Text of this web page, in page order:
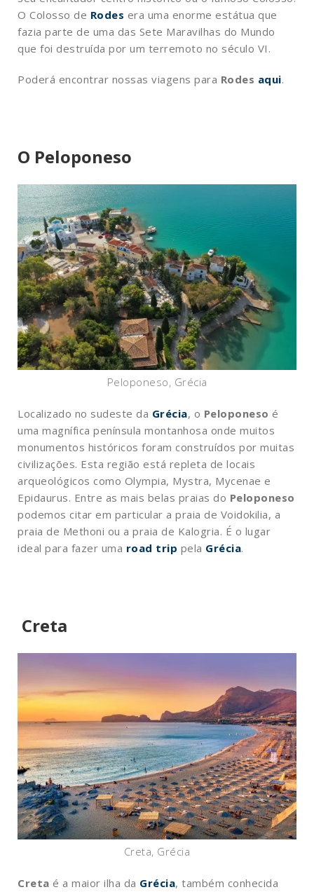
O Colosso de Rodes era uma enorme estátua que
fazia parte de uma das Sete Maravilhas do Mundo
que foi destruída por um terremoto no século VI.
Poderá encontrar nossas viagens para Rodes aqui.
O Peloponeso
Peloponeso, Grécia
Localizado no sudeste da Grécia, o Peloponeso é
uma magnífica península montanhosa onde muitos
monumentos históricos foram construídos por muitas
civilizações. Esta região está repleta de locais
arqueológicos como Olympia, Mystra, Mycenae e
Epidaurus. Entre as mais belas praias do Peloponeso
podemos citar em particular a praia de Voidokilia, a
praia de Methoni ou a praia de Kalogria. É o lugar
ideal para fazer uma road trip pela Grécia.
Creta
Creta, Grécia
Creta é a maior ilha da Grécia, também conhecida